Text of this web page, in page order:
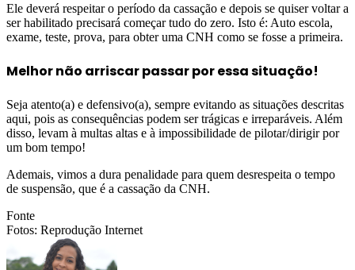
Ele deverá respeitar o período da cassação e depois se quiser voltar a
ser habilitado precisará começar tudo do zero. Isto é: Auto escola,
exame, teste, prova, para obter uma CNH como se fosse a primeira.
Melhor não arriscar passar por essa situação!
Seja atento(a) e defensivo(a), sempre evitando as situações descritas
aqui, pois as consequências podem ser trágicas e irreparáveis. Além
disso, levam à multas altas e à impossibilidade de pilotar/dirigir por
um bom tempo!
Ademais, vimos a dura penalidade para quem desrespeita o tempo
de suspensão, que é a cassação da CNH.
Fonte
Fotos: Reprodução Internet